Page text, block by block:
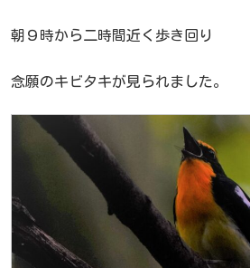
朝９時から二時間近く歩き回り
念願のキビタキが見られました。